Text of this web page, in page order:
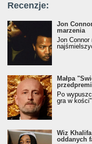
Recenzje:
Jon
marzenia
Jon Connor
Małpa
Po
gra w
Wiz
oddanych